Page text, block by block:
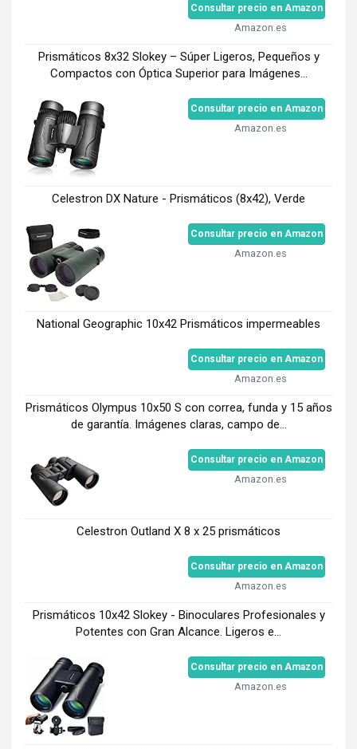
Consultar precio en Amazon
Amazon.es
Prismáticos 8x32 Slokey – Súper Ligeros, Pequeños y
Compactos con Óptica Superior para Imágenes...
Consultar precio en Amazon
Amazon.es
Celestron DX Nature - Prismáticos (8x42), Verde
Consultar precio en Amazon
Amazon.es
​National Geographic 10x42 Prismáticos impermeables
Consultar precio en Amazon
Amazon.es
Prismáticos Olympus 10x50 S con correa, funda y 15 años
de garantía. Imágenes claras, campo de...
Consultar precio en Amazon
Amazon.es
Celestron Outland X 8 x 25 prismáticos
Consultar precio en Amazon
Amazon.es
Prismáticos 10x42 Slokey - Binoculares Profesionales y
Potentes con Gran Alcance. Ligeros e...
Consultar precio en Amazon
Amazon.es